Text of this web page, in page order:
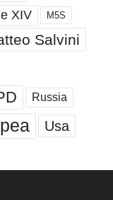
XIV M5S
Salvini
Russia
Usa